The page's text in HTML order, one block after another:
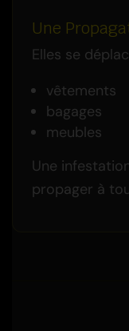
Une
Elles se
vêtements
bagages
meubles
Une
propager à